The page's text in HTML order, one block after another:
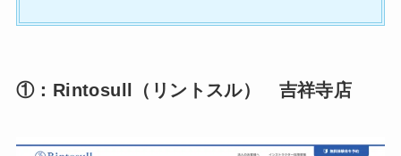
①：Rintosull（リントスル） 吉祥寺店